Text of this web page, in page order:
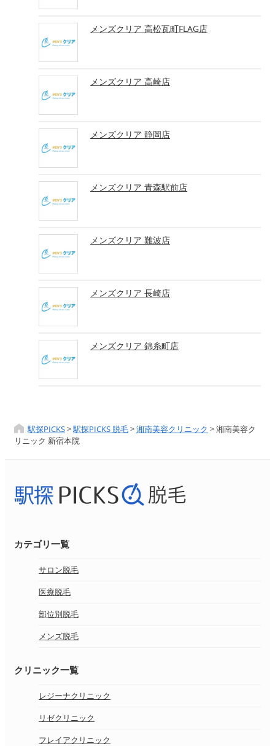
メンズクリア 高松瓦町FLAG店
メンズクリア 高崎店
メンズクリア 静岡店
メンズクリア 青森駅前店
メンズクリア 難波店
メンズクリア 長崎店
メンズクリア 錦糸町店
駅探PICKS>駅探PICKS 脱毛>湘南美容クリニック >湘南美容ク
リニック 新宿本院
カテゴリ一覧
サロン脱毛
医療脱毛
部位別脱毛
メンズ脱毛
クリニック一覧
レジーナクリニック
リゼクリニック
フレイアクリニック